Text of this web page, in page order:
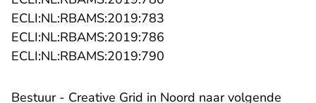
ECLI:NL:RBAMS:2019:783
ECLI:NL:RBAMS:2019:786
ECLI:NL:RBAMS:2019:790
Bestuur - Creative Grid in Noord naar volgende